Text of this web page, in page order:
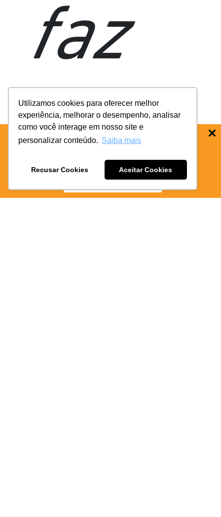
BAIXE O APP COIFE ODONTO:
BAIXE AGORA
Utilizamos cookies para oferecer melhor
experiência, melhorar o desempenho, analisar
como você interage em nosso site e
personalizar conteúdo. Saiba mais
Recusar Cookies Aceitar Cookies
faz
mal